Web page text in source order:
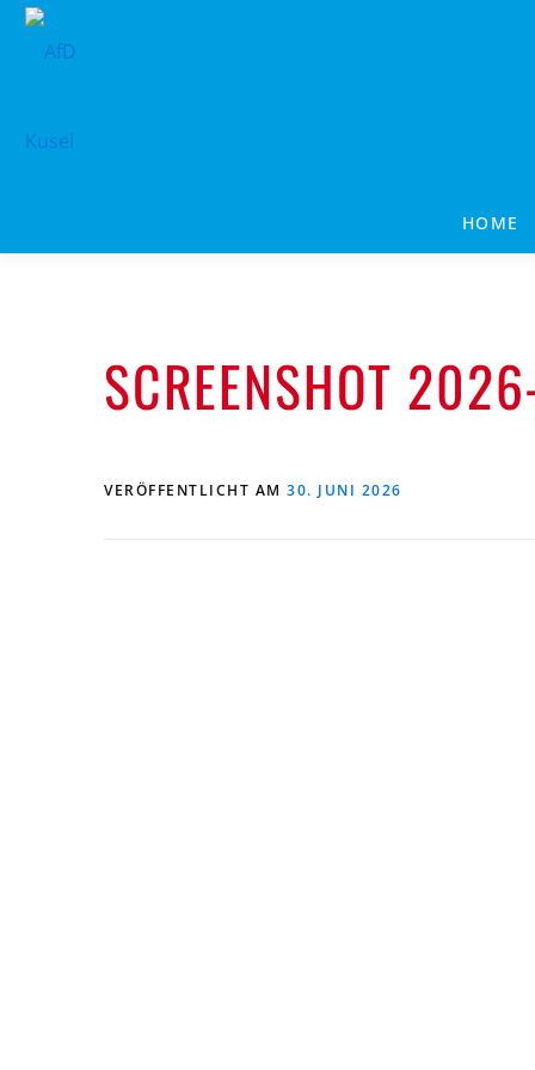
Zum
Inhalt
HOME
SCREENSHOT
VERÖFFENTLICHT AM 30. JUNI 2026